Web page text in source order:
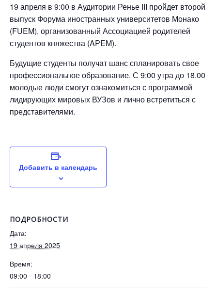
19 апреля в 9:00 в Аудитории Ренье III пройдет второй
выпуск Форума иностранных университетов Монако
(FUEM), организованный Ассоциацией родителей
студентов княжества (APEM).
Будущие студенты получат шанс спланировать свое
профессиональное образование. С 9:00 утра до 18.00
молодые люди смогут ознакомиться с программой
лидирующих мировых ВУЗов и лично встретиться с
представителями.
Добавить в календарь
ПОДРОБНОСТИ
Дата:
19 апреля 2025
Время:
09:00 - 18:00